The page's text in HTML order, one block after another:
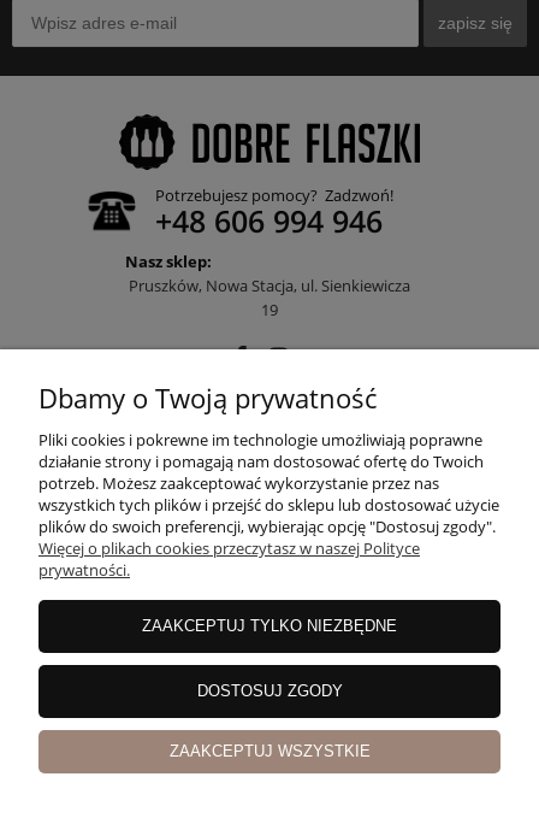
zapisz się
Potrzebujesz pomocy? Zadzwoń!
+48 606 994 946
Nasz sklep:
Pruszków, Nowa Stacja, ul. Sienkiewicza
19
POMOC
MOJE KONTO
PŁATNOŚCI I DOSTAWA
INFORMACJE
O NAS
Dbamy o Twoją prywatność
Pliki cookies i pokrewne im technologie umożliwiają poprawne
działanie strony i pomagają nam dostosować ofertę do Twoich
potrzeb. Możesz zaakceptować wykorzystanie przez nas
wszystkich tych plików i przejść do sklepu lub dostosować użycie
plików do swoich preferencji, wybierając opcję "Dostosuj zgody".
Więcej o plikach cookies przeczytasz w naszej Polityce
prywatności.
ZAAKCEPTUJ TYLKO NIEZBĘDNE
DOSTOSUJ ZGODY
ZAAKCEPTUJ WSZYSTKIE